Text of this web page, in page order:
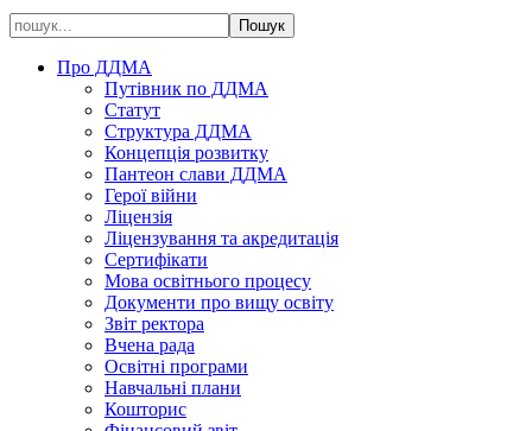
Про ДДМА
Путівник по ДДМА
Статут
Структура ДДМА
Концепція розвитку
Пантеон слави ДДМА
Герої війни
Ліцензія
Ліцензування та акредитація
Сертифікати
Мова освітнього процесу
Документи про вищу освіту
Звіт ректора
Вчена рада
Освітні програми
Навчальні плани
Кошторис